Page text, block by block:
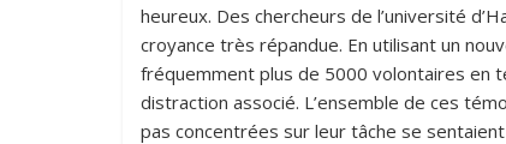
heureux. Des chercheurs de l’université
croyance très répandue. En utilisant un
fréquemment plus de 5000 volontaires en
distraction associé. L’ensemble de ces
pas concentrées sur leur tâche se